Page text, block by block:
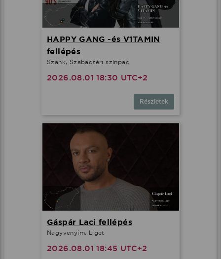
HAPPY GANG -és V1TAMIN
fellépés
Szank, Szabadtéri színpad
2026.08.01 18:30 UTC+2
Részletek
Gáspár Laci fellépés
Nagyvenyim, Liget
2026.08.01 18:45 UTC+2